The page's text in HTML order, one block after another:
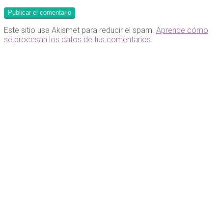
Este sitio usa Akismet para reducir el spam. Aprende cómo
se procesan los datos de tus comentarios